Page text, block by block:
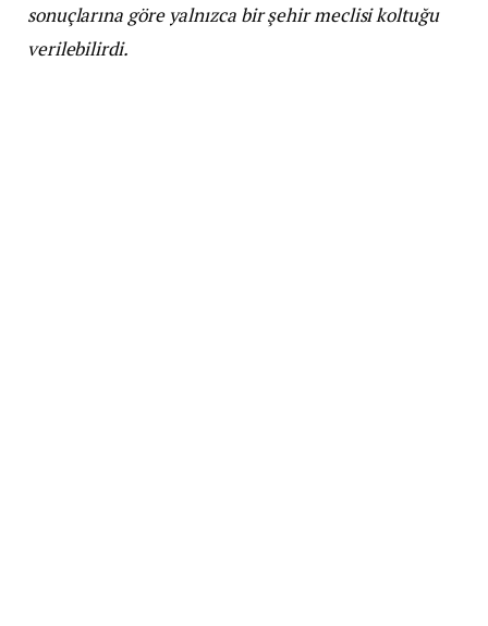
sonuçlarına göre yalnızca bir şehir meclisi koltuğu
verilebilirdi.